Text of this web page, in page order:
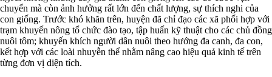
chuyển mà còn ảnh hưởng rất lớn đến chất lượng, sự thích nghi của
con giống. Trước khó khăn trên, huyện đã chỉ đạo các xã phối hợp với
trạm khuyến nông tổ chức đào tạo, tập huấn kỹ thuật cho các chủ đồng
nuôi tôm; khuyến khích người dân nuôi theo hướng đa canh, đa con,
kết hợp với các loài nhuyễn thể nhằm nâng cao hiệu quả kinh tế trên
từng đơn vị diện tích.